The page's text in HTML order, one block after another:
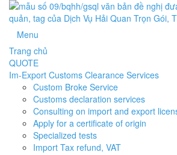
Menu
Trang chủ
QUOTE
Im-Export Customs Clearance Services
Custom Broke Service
Customs declaration services
Consulting on import and export
Apply for a certificate of origin
Specialized tests
Import Tax refund, VAT